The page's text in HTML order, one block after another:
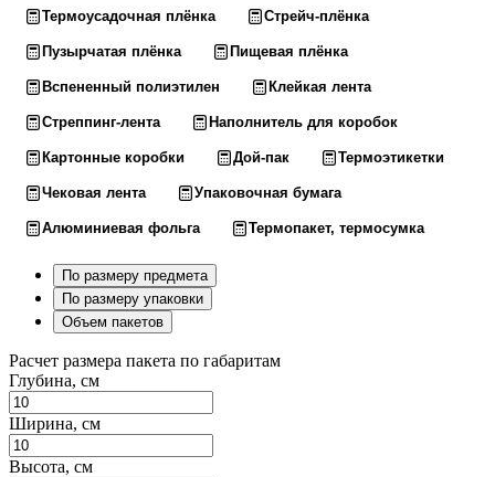
Термоусадочная плёнка Стрейч-плёнка
Пузырчатая плёнка Пищевая плёнка
Вспененный полиэтилен Клейкая лента
Стреппинг-лента Наполнитель для коробок
Картонные коробки Дой-пак Термоэтикетки
Чековая лента Упаковочная бумага
Алюминиевая фольга Термопакет, термосумка
По размеру предмета
По размеру упаковки
Объем пакетов
Расчет размера пакета по габаритам
Глубина, см
Ширина, см
Высота, см